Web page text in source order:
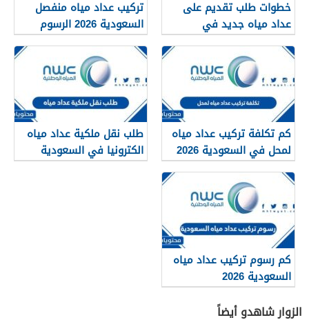
خطوات طلب تقديم على
عداد مياه جديد في
السعودية 2026
تركيب عداد مياه منفصل
السعودية 2026 الرسوم
والخطوات
كم تكلفة تركيب عداد مياه
لمحل في السعودية 2026
طلب نقل ملكية عداد مياه
الكترونيا في السعودية
2025
كم رسوم تركيب عداد مياه
السعودية 2026
الزوار شاهدو أيضاً